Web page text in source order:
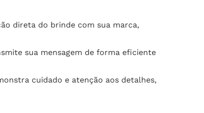
direta do brinde com sua marca,
sua mensagem de forma eficiente
cuidado e atenção aos detalhes,